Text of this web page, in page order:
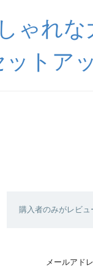
ゃれな
ットア
購入者のみがレビュ
メールアド